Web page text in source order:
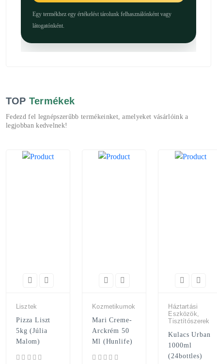
Egy termékhez egy értékelést tárolunk felhasználónként vagy
látogatónként.
TOP Termékek
Fedezd fel legnépszerűbb termékeinket, amelyeket vásárlóink a
legjobban kedvelnek!
Lisztek
Pizza Liszt
5kg (Júlia
Malom)
Kozmetikumok
Mari Creme-
Arckrém 50
Ml (Hunlife)
Háztartási
Eszközök,
Tisztítószerek
Kulacs Urban
1000ml
(24bottles)